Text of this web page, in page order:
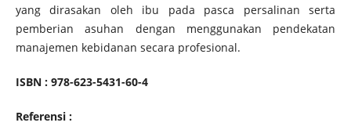
yang dirasakan oleh ibu pada pasca persalinan serta
pemberian asuhan dengan menggunakan pendekatan
manajemen kebidanan secara profesional.
ISBN : 978-623-5431-60-4
Referensi :